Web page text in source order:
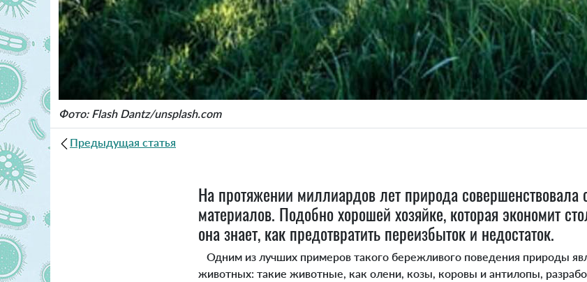
Фото: Flash Dantz/unsplash.com
Предыдущая статья
На протяжении миллиардов лет природа совершенствовала
материалов. Подобно хорошей хозяйке, которая экономит
она знает, как предотвратить переизбыток и недостаток.
Одним из лучших примеров такого бережливого поведения природы
животных: такие животные, как олени, козы, коровы и антилопы,